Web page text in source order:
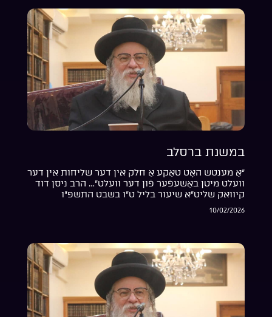
במשנת ברסלב
“אַ מענטש האָט טאַקע אַ חלק אין דער שליחות אין דער
וועלט מיטן באַשעפֿער פֿון דער וועלט”… הרב ניסן דוד
קיוואק שליט”א שיעור בליל ט”ו בשבט התשפ”ו
10/02/2026